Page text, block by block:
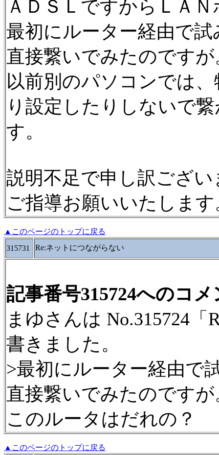
ＡＤＳＬですからＬＡ
最初にルーター経由で
直接繋いでみたのですが
以前別のパソコンでは
り設定したりしないで
す。
説明不足で申し訳ござ
ご指導お願いいたします
▲このページのトップに戻る
315731
Re:ネットにつながらない
記事番号315724へのコメ
まゆさんは No.315724
書きました。
>最初にルーター経由で
直接繋いでみたのですが
このルータはだれの？
▲このページのトップに戻る